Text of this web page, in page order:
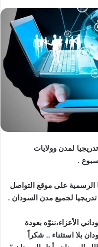
لمدن وولايات
.
على موقع التواصل
لجميع مدن السودان .
الأعزاء،ننوّه بعودة
بلا استثناء .. شكراً